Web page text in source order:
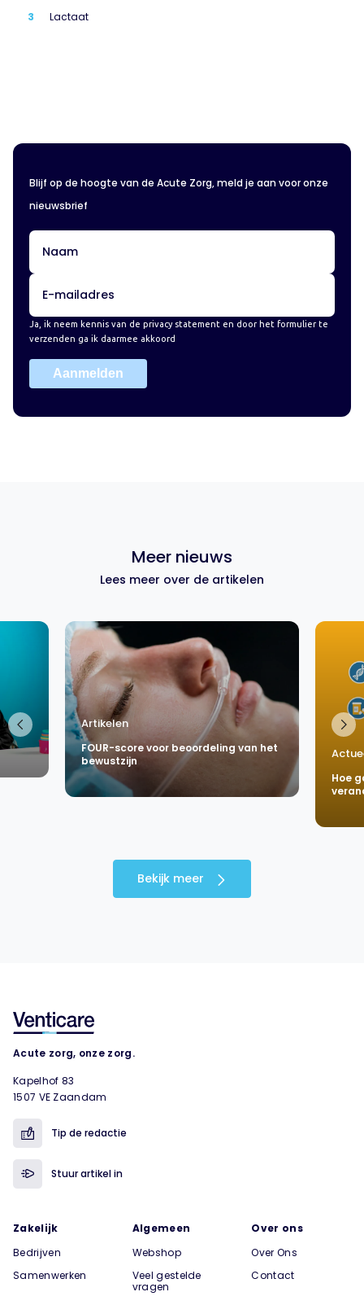
Lactaat
Blijf op de hoogte van de Acute Zorg, meld je aan voor onze
nieuwsbrief
Ja, ik neem kennis van de privacy statement en door het formulier te
verzenden ga ik daarmee akkoord
Aanmelden
Meer nieuws
Lees meer over de artikelen
Artikelen
FOUR-score voor beoordeling van het
bewustzijn
Hoe
Bekijk meer
Acute zorg, onze zorg.
Kapelhof 83
1507 VE Zaandam
Tip de redactie
Stuur artikel in
Zakelijk
Bedrijven
Samenwerken
Algemeen
Webshop
Veel gestelde
vragen
Over ons
Over Ons
Contact